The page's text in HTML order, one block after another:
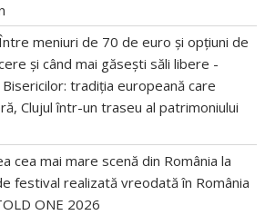
meniuri de 70 de euro și opțiuni de
și când mai găsești săli libere -
tradiția europeană care
Clujul într-un traseu al patrimoniului
cea mai mare scenă din România la
festival realizată vreodată în România
ONE 2026